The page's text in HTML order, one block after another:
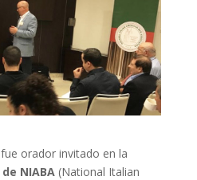
orador invitado en la
NIABA(National Italian